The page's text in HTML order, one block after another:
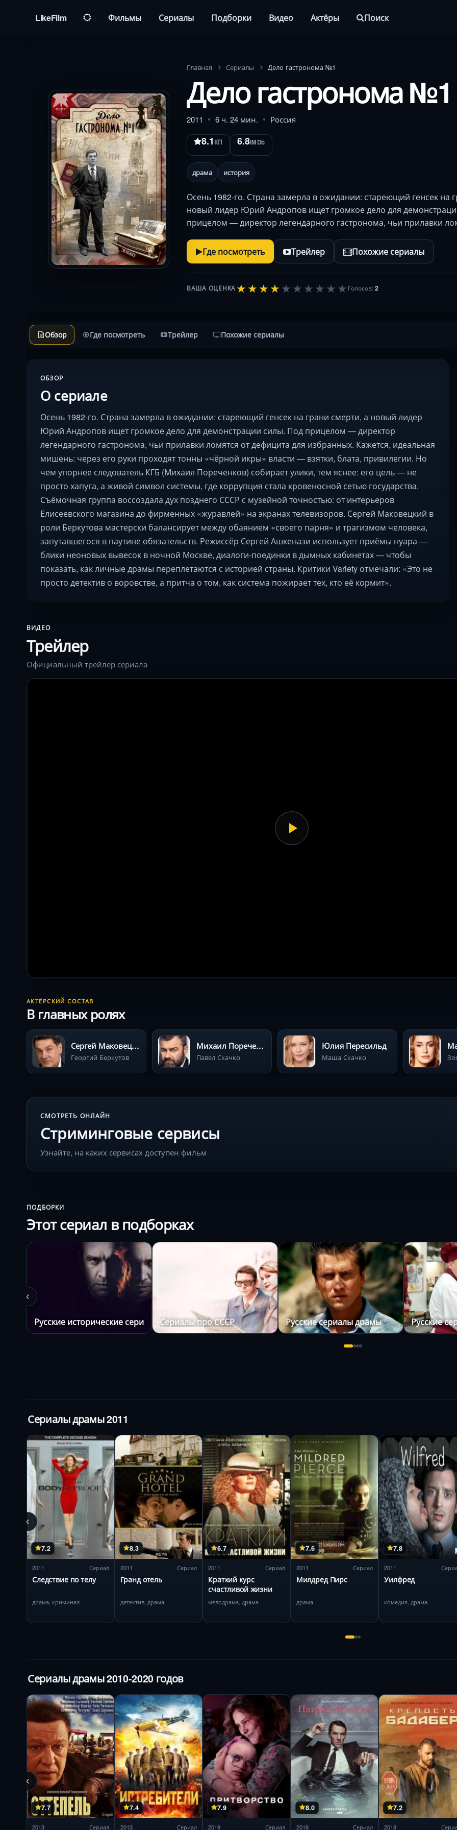
LikeFilm Фильмы Сериалы Подборки Видео Актёры Поиск
Главная Сериалы Дело гастронома №1
Дело гастронома №1
2011 6 ч. 24 мин. Россия
8.1 КП 6.8IMDb
драма история
Осень 1982-го. Страна замерла в ожидании: стареющий генсек на
новый лидер Юрий Андропов ищет громкое дело для
прицелом — директор легендарного гастронома, чьи прилавки
Где посмотреть Трейлер Похожие сериалы
ВАША ОЦЕНКА★★★★★★★★★★ Голосов:2
Обзор Где посмотреть Трейлер Похожие сериалы
ОБЗОР
О сериале
Осень 1982-го. Страна замерла в ожидании: стареющий генсек на грани смерти, а новый лидер
Юрий Андропов ищет громкое дело для демонстрации силы. Под прицелом — директор
легендарного гастронома, чьи прилавки ломятся от дефицита для избранных. Кажется, идеальная
мишень: через его руки проходят тонны «чёрной икры» власти — взятки, блата, привилегии. Но
чем упорнее следователь КГБ (Михаил Пореченков) собирает улики, тем яснее: его цель — не
просто хапуга, а живой символ системы, где коррупция стала кровеносной сетью государства.
Съёмочная группа воссоздала дух позднего СССР с музейной точностью: от интерьеров
Елисеевского магазина до фирменных «журавлей» на экранах телевизоров. Сергей Маковецкий в
роли Беркутова мастерски балансирует между обаянием «своего парня» и трагизмом человека,
запутавшегося в паутине обязательств. Режиссёр Сергей Ашкенази использует приёмы нуара —
блики неоновых вывесок в ночной Москве, диалоги-поединки в дымных кабинетах — чтобы
показать, как личные драмы переплетаются с историей страны. Критики Variety отмечали: «Это не
просто детектив о воровстве, а притча о том, как система пожирает тех, кто её кормит».
ВИДЕО
Трейлер
Официальный трейлер сериала
АКТЁРСКИЙ СОСТАВ
В главных ролях
Сергей Маковецкий
Георгий Беркутов
Михаил Пореченков
Павел Скачко
Юлия Пересильд
Маша Скачко
СМОТРЕТЬ ОНЛАЙН
Стриминговые сервисы
Узнайте, на каких сервисах доступен фильм
ПОДБОРКИ
Этот сериал в подборках
Русские исторические сериалы Сериалы про СССР Русские сериалы драмы Русские
Сериалы драмы 2011
7.2
2011 Сериал
Следствие по телу
драма, криминал
8.3
2011 Сериал
Гранд отель
детектив, драма
6.7
2011 Сериал
Краткий курс
счастливой жизни
мелодрама, драма
7.6
2011 Сериал
Милдред Пирс
драма
7.8
2011
Уилфред
комедия, драма
Сериалы драмы 2010-2020 годов
7.7
2013 Сериал
7.4
2013 Сериал
7.9
2019 Сериал
8.0
2018 Сериал
7.2
2018